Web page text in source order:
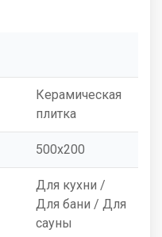
Керамическая
плитка
500x200
Для кухни /
Для бани / Для
сауны